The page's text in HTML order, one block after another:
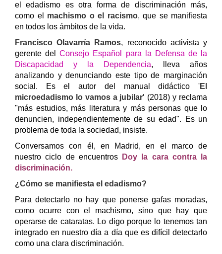
el edadismo es otra forma de discriminación más,
como el machismo o el racismo, que se manifiesta
en todos los ámbitos de la vida.
Francisco Olavarría Ramos, reconocido activista y
gerente delConsejo Español para la Defensa de la
Discapacidad y la Dependencia, lleva años
analizando y denunciando este tipo de marginación
social. Es el autor del manual didáctico 'El
microedadismo lo vamos a jubilar' (2018) y reclama
"más estudios, más literatura y más personas que lo
denuncien, independientemente de su edad". Es un
problema de toda la sociedad, insiste.
Conversamos con él, en Madrid, en el marco de
nuestro ciclo de encuentros
Doy la cara contra la
discriminación.
¿Cómo se manifiesta el edadismo?
Para detectarlo no hay que ponerse gafas moradas,
como ocurre con el machismo, sino que hay que
operarse de cataratas. Lo digo porque lo tenemos tan
integrado en nuestro día a día que es difícil detectarlo
como una clara discriminación.